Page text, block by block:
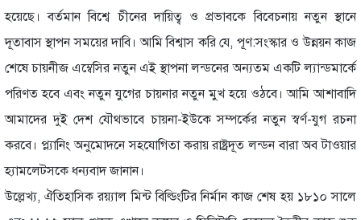
হয়েছে। বর্তমান বিশ্বে চীনের দায়িত্ব ও প্রভাবকে বিবেচনায় নতুন স্থানে
দূতাবাস স্থাপন সময়ের দাবি। আমি বিশ্বাস করি যে, পূণ:সংস্কার ও উন্নয়ন কাজ
শেষে চায়নীজ এম্বেসির নতুন এই স্থাপনা লন্ডনের অন্যতম একটি ল্যান্ডমার্কে
পরিণত হবে এবং নতুন যুগের চায়নার নতুন মুখ হয়ে ওঠবে। আমি আশাবাদি
আমাদের দুই দেশ যৌথভাবে চায়না-ইউকে সম্পর্কের নতুন স্বর্ণ-যুগ রচনা
করবে। প্ল্যানিং অনুমোদনে সহযোগিতা করায় রাষ্ট্রদূত লন্ডন বারা অব টাওয়ার
হ্যামলেটসকে ধন্যবাদ জানান।
উল্লেখ্য, ঐতিহাসিক রয়্যাল মিন্ট বিল্ডিংটির নির্মান কাজ শেষ হয় ১৮১০ সালে